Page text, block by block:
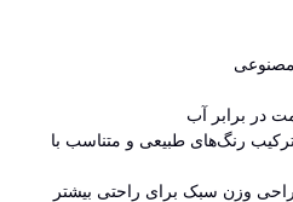
رنگ‌های طبیعی و متناسب با
وزن سبک برای راحتی بیشتر